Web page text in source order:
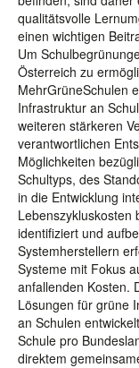
qualitätsvolle
einen wichtigen
Um
Österreich zu
MehrGrüneSchulen
Infrastruktur an
weiteren stärkeren
verantwortlichen
Möglichkeiten
Schultyps, des
in die Entwicklung
Lebenszykluskosten
identifiziert und
Systemherstellern
Systeme mit Fokus
anfallenden Kosten.
Lösungen für grüne
an Schulen
Schule pro
direktem